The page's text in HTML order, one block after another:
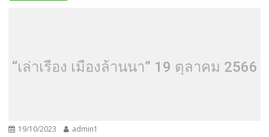
“เล่าเรื่อง เมืองล้านนา” 19 ตุลาคม 2566
19/10/2023 admin1